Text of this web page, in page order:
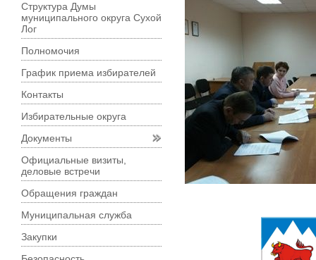
Структура Думы
муниципального округа Сухой
Лог
Полномочия
График приема избирателей
Контакты
Избирательные округа
Документы
Официальные визиты,
деловые встречи
Обращения граждан
Муниципальная служба
Закупки